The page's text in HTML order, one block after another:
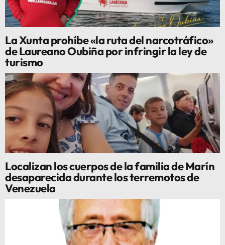
La Xunta prohíbe «la ruta del narcotráfico»
de Laureano Oubiña por infringir la ley de
turismo
Localizan los cuerpos de la familia de Marín
desaparecida durante los terremotos de
Venezuela